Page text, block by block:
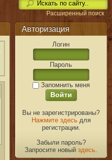
Расширенный поиск
Авторизация
Логин
Пароль
Запомнить меня
Вы не зарегистрированы?
Нажмите здесьдля
регистрации.
Забыли пароль?
Запросите новыйздесь